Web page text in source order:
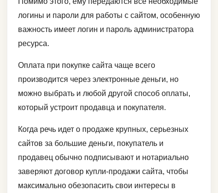
логины и пароли для работы с сайтом, особенную
важность имеет логин и пароль администратора
ресурса.
Оплата при покупке сайта чаще всего
производится через электронные деньги, но
можно выбрать и любой другой способ оплаты,
который устроит продавца и покупателя.
Когда речь идет о продаже крупных, серьезных
сайтов за большие деньги, покупатель и
продавец обычно подписывают и нотариально
заверяют договор купли-продажи сайта, чтобы
максимально обезопасить свои интересы в